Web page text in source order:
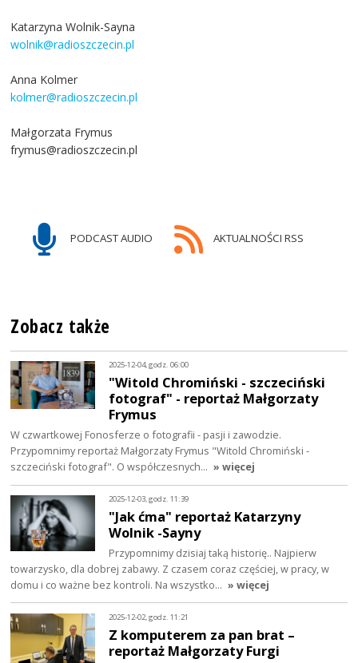
Katarzyna Wolnik-Sayna
wolnik@radioszczecin.pl
Anna Kolmer
kolmer@radioszczecin.pl
Małgorzata Frymus
frymus@radioszczecin.pl
PODCAST AUDIO AKTUALNOŚCI RSS
Zobacz także
2025-12-04, godz. 06:00
"Witold Chromiński - szczeciński
fotograf" - reportaż Małgorzaty
Frymus
W czwartkowej Fonosferze o fotografii - pasji i zawodzie.
Przypomnimy reportaż Małgorzaty Frymus "Witold Chromiński -
szczeciński fotograf". O współczesnych… » więcej
2025-12-03, godz. 11:39
"Jak ćma" reportaż Katarzyny
Wolnik -Sayny
Przypomnimy dzisiaj taką historię.. Najpierw
towarzysko, dla dobrej zabawy. Z czasem coraz częściej, w pracy, w
domu i co ważne bez kontroli. Na wszystko… » więcej
2025-12-02, godz. 11:21
Z komputerem za pan brat –
reportaż Małgorzaty Furgi